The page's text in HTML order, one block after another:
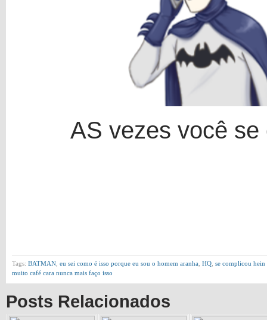
AS vezes você
Tags: BATMAN, eu sei como é isso porque eu sou o homem aranha, HQ, se complicou hein
muito café cara nunca mais faço isso
Posts Relacionados